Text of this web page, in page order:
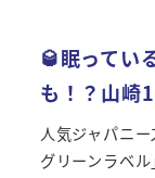
🥃眠ってい
も！？山崎
人気ジャパニ
グリーンラベ